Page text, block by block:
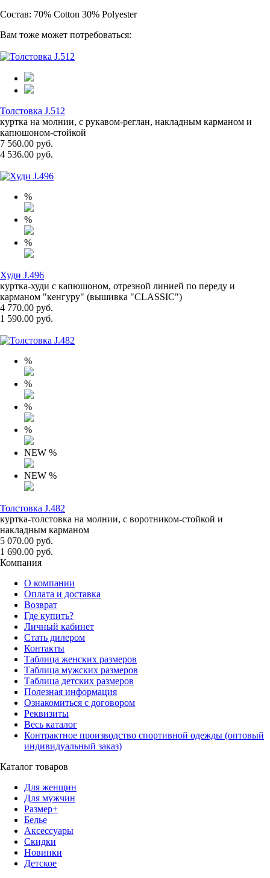
Состав: 70% Cotton 30% Polyester
Вам тоже может потребоваться:
Толстовка J.512
куртка на молнии, с рукавом-реглан, накладным карманом и
капюшоном-стойкой
7 560.00 руб.
4 536.00 руб.
%
%
%
Худи J.496
куртка-худи с капюшоном, отрезной линией по переду и
карманом "кенгуру" (вышивка "CLASSIC")
4 770.00 руб.
1 590.00 руб.
%
%
%
%
NEW %
NEW %
Толстовка J.482
куртка-толстовка на молнии, с воротником-стойкой и
накладным карманом
5 070.00 руб.
1 690.00 руб.
Компания
О компании
Оплата и доставка
Возврат
Где купить?
Личный кабинет
Стать дилером
Контакты
Таблица женских размеров
Таблица мужских размеров
Таблица детских размеров
Полезная информация
Ознакомиться с договором
Реквизиты
Весь каталог
Контрактное производство спортивной одежды (оптовый
индивидуальный заказ)
Каталог товаров
Для женщин
Для мужчин
Размер+
Белье
Аксессуары
Скидки
Новинки
Детское